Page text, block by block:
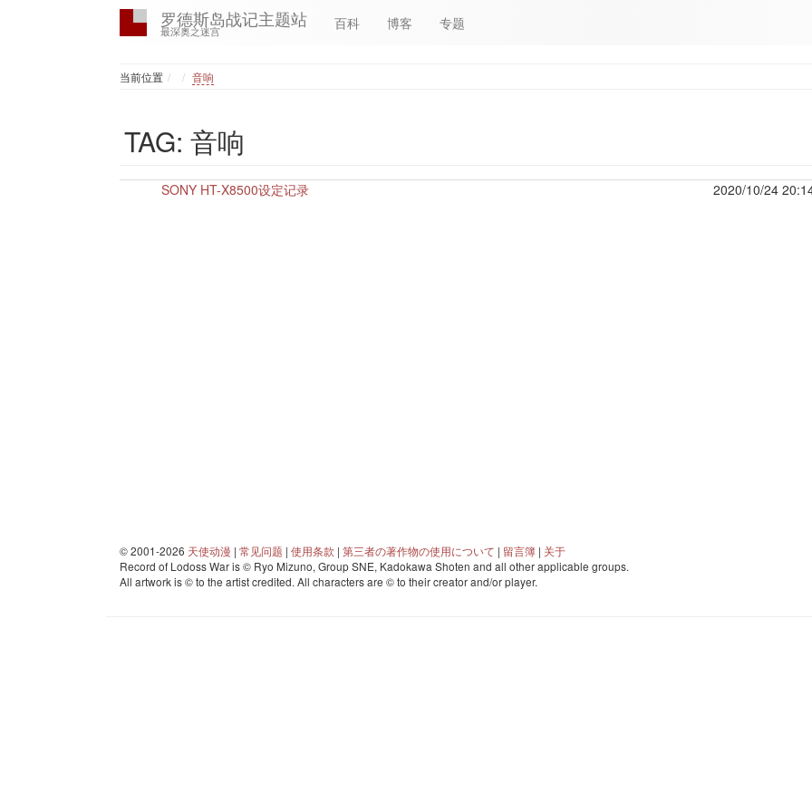
罗德斯岛战记主题站
最深奥之迷宫 百科 博客 专题
当前位置 Home
音响
TAG: 音响
SONY HT-X8500设定记录 2020/10/24
© 2001-2026 天使动漫 | 常见问题 | 使用条款 | 第三者の著作物の使用について | 留言簿 | 关于
Record of Lodoss War is © Ryo Mizuno, Group SNE, Kadokawa Shoten and all other applicable groups.
All artwork is © to the artist credited. All characters are © to their creator and/or player.